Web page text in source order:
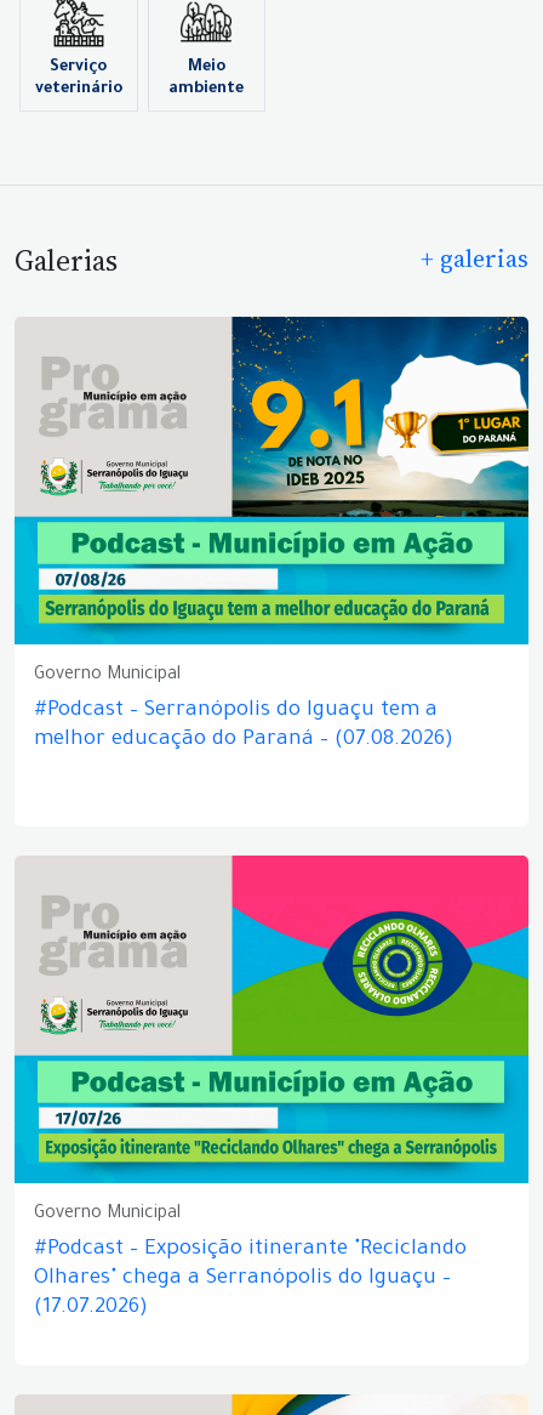
Serviço
veterinário
Meio
ambiente
Galerias + galerias
Governo Municipal
#Podcast – Serranópolis do Iguaçu tem a
melhor educação do Paraná – (07.08.2026)
Governo Municipal
#Podcast – Exposição itinerante "Reciclando
Olhares" chega a Serranópolis do Iguaçu –
(17.07.2026)